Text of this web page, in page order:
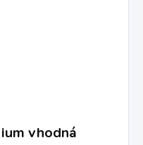
vhodná